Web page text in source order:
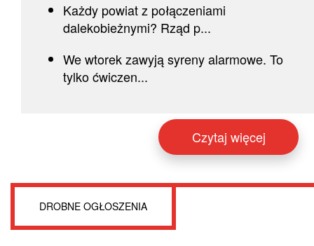
Każdy powiat z połączeniami
dalekobieżnymi? Rząd p...
We wtorek zawyją syreny alarmowe. To
tylko ćwiczen...
Czytaj więcej
DROBNE OGŁOSZENIA